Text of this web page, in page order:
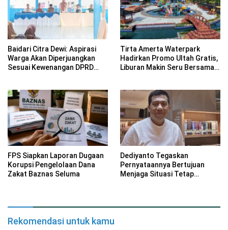
Baidari Citra Dewi: Aspirasi
Warga Akan Diperjuangkan
Sesuai Kewenangan DPRD
Tirta Amerta Waterpark
Hadirkan Promo Ultah Gratis,
Liburan Makin Seru Bersama
FPS Siapkan Laporan Dugaan
Korupsi Pengelolaan Dana
Zakat Baznas Seluma
Dediyanto Tegaskan
Pernyataannya Bertujuan
Menjaga Situasi Tetap
Rekomendasi untuk kamu